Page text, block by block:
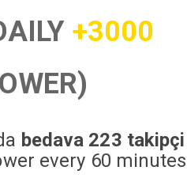
+3000
bedava 223 takipçi
every 60